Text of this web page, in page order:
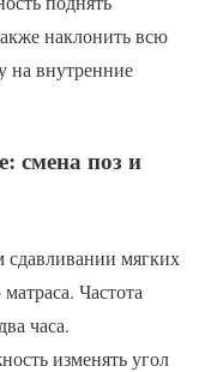
наклонить всю
на внутренние
смена поз и
мягких
Частота
часа.
изменять угол